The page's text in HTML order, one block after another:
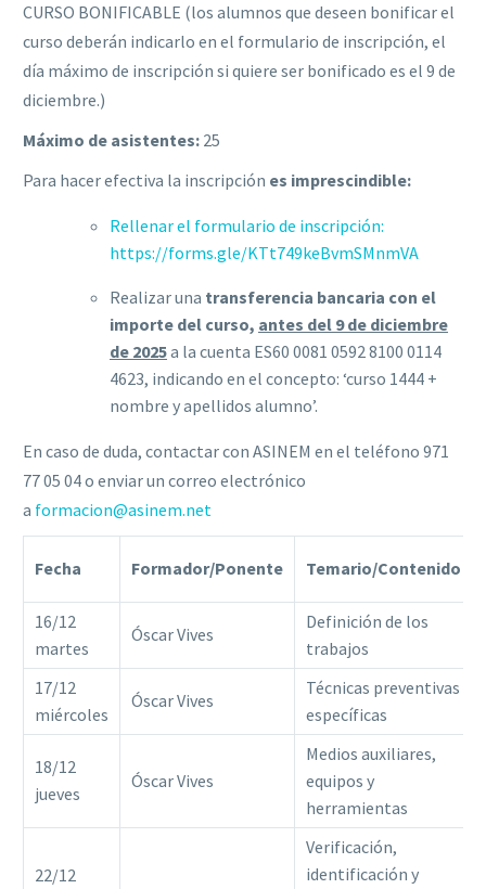
CURSO BONIFICABLE (los alumnos que deseen bonificar el
curso deberán indicarlo en el formulario de inscripción, el
día máximo de inscripción si quiere ser bonificado es el 9 de
diciembre.)
Máximo de asistentes: 25
Para hacer efectiva la inscripción es imprescindible:
Rellenar el formulario de inscripción:
https://forms.gle/KTt749keBvmSMnmVA
Realizar una transferencia bancaria con el
importe del curso, antes del 9 de diciembre
de 2025a la cuenta ES60 0081 0592 8100 0114
4623, indicando en el concepto: ‘curso 1444 +
nombre y apellidos alumno’.
En caso de duda, contactar con ASINEM en el teléfono 971
77 05 04 o enviar un correo electrónico
a formacion@asinem.net
Fecha Formador/Ponente Temario/Contenido
16/12
martes
Óscar Vives
Definición de los
trabajos
17/12
miércoles
Óscar Vives
Técnicas preventivas
específicas
18/12
jueves
Óscar Vives
Medios auxiliares,
equipos y
herramientas
22/12
Verificación,
identificación y